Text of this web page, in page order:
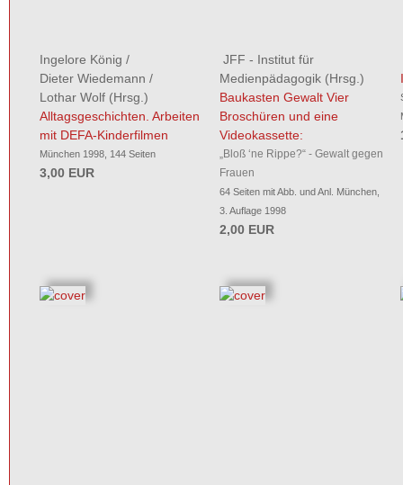
Ingelore König /
Dieter Wiedemann /
Lothar Wolf (Hrsg.)
Alltagsgeschichten. Arbeiten
mit DEFA-Kinderfilmen
München 1998, 144 Seiten
3,00 EUR
JFF - Institut für
Medienpädagogik (Hrsg.)
Baukasten Gewalt Vier
Broschüren und eine
Videokassette:
„Bloß ‘ne Rippe?“ - Gewalt gegen
Frauen
64 Seiten mit Abb. und Anl. München,
3. Auflage 1998
2,00 EUR